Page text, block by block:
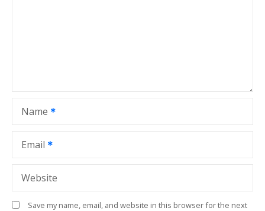
nName
Email
Website
Save my name, email, and website in this browser for the next